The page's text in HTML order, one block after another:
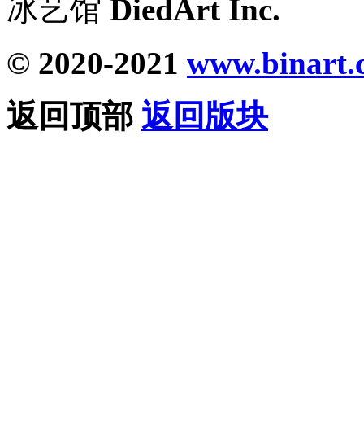
冰艺馆 DiedArt Inc.
© 2020-2021
返回顶部 返回版块